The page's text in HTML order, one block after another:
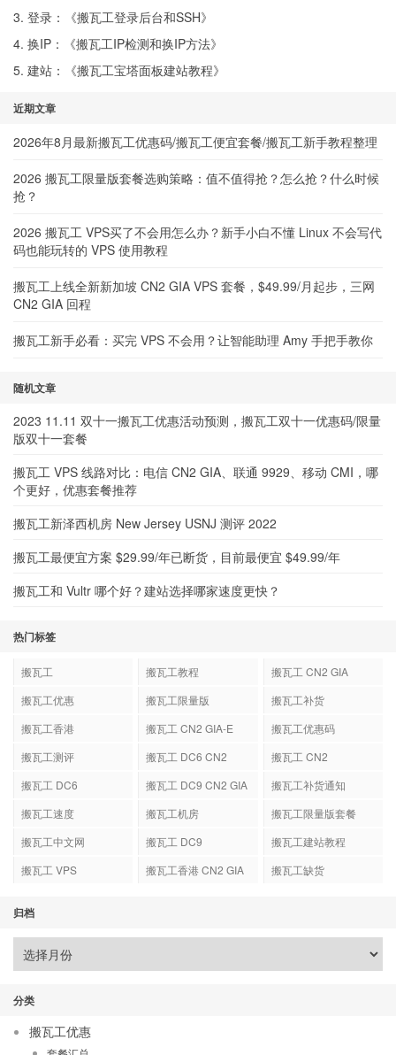
3. 登录：《搬瓦工登录后台和SSH》
4. 换IP：《搬瓦工IP检测和换IP方法》
5. 建站：《搬瓦工宝塔面板建站教程》
近期文章
2026年8月最新搬瓦工优惠码/搬瓦工便宜套餐/搬瓦工新手教程整理
2026 搬瓦工限量版套餐选购策略：值不值得抢？怎么抢？什么时候
抢？
2026 搬瓦工 VPS买了不会用怎么办？新手小白不懂 Linux 不会写代
码也能玩转的 VPS 使用教程
搬瓦工上线全新新加坡 CN2 GIA VPS 套餐，$49.99/月起步，三网
CN2 GIA 回程
搬瓦工新手必看：买完 VPS 不会用？让智能助理 Amy 手把手教你
随机文章
2023 11.11 双十一搬瓦工优惠活动预测，搬瓦工双十一优惠码/限量
版双十一套餐
搬瓦工 VPS 线路对比：电信 CN2 GIA、联通 9929、移动 CMI，哪
个更好，优惠套餐推荐
搬瓦工新泽西机房 New Jersey USNJ 测评 2022
搬瓦工最便宜方案 $29.99/年已断货，目前最便宜 $49.99/年
搬瓦工和 Vultr 哪个好？建站选择哪家速度更快？
热门标签
搬瓦工 搬瓦工教程
搬瓦工 CN2 GIA
搬瓦工优惠
搬瓦工限量版
搬瓦工补货
搬瓦工香港
搬瓦工 CN2 GIA-E
搬瓦工优惠码
搬瓦工测评
搬瓦工 DC6 CN2
搬瓦工 CN2
搬瓦工 DC6
搬瓦工 DC9 CN2 GIA
搬瓦工补货通知
搬瓦工速度
搬瓦工机房
搬瓦工限量版套餐
搬瓦工中文网
搬瓦工 DC9
搬瓦工建站教程
搬瓦工 VPS
搬瓦工香港 CN2 GIA 搬瓦工缺货
归档
分类
搬瓦工优惠